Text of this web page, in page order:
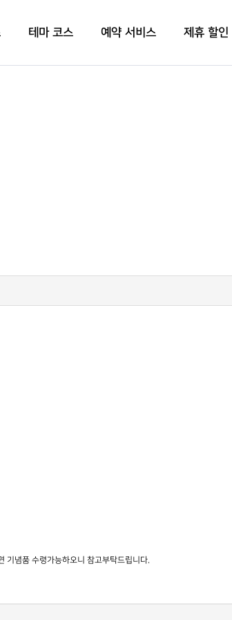
테마 코스 예약 서비스 제휴 할인
기념품 수령가능하오니 참고부탁드립니다.